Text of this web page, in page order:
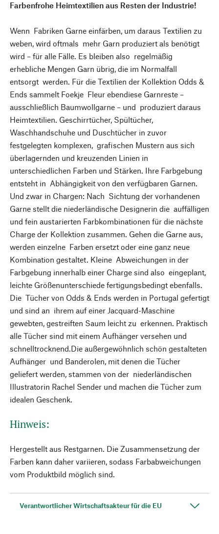
Farbenfrohe Heimtextilien aus Resten der Industrie!
Wenn Fabriken Garne einfärben, um daraus Textilien zu
weben, wird oftmals mehr Garn produziert als benötigt
wird – für alle Fälle. Es bleiben also regelmäßig
erhebliche Mengen Garn übrig, die im Normalfall
entsorgt werden. Für die Textilien der Kollektion Odds &
Ends sammelt Foekje Fleur ebendiese Garnreste –
ausschließlich Baumwollgarne – und produziert daraus
Heimtextilien. Geschirrtücher, Spültücher,
Waschhandschuhe und Duschtücher in zuvor
festgelegten komplexen, grafischen Mustern aus sich
überlagernden und kreuzenden Linien in
unterschiedlichen Farben und Stärken. Ihre Farbgebung
entsteht in Abhängigkeit von den verfügbaren Garnen.
Und zwar in Chargen: Nach Sichtung der vorhandenen
Garne stellt die niederländische Designerin die auffälligen
und fein austarierten Farbkombinationen für die nächste
Charge der Kollektion zusammen. Gehen die Garne aus,
werden einzelne Farben ersetzt oder eine ganz neue
Kombination gestaltet. Kleine Abweichungen in der
Farbgebung innerhalb einer Charge sind also eingeplant,
leichte Größenunterschiede fertigungsbedingt ebenfalls.
Die Tücher von Odds & Ends werden in Portugal gefertigt
und sind an ihrem auf einer Jacquard-Maschine
gewebten, gestreiften Saum leicht zu erkennen. Praktisch
alle Tücher sind mit einem Aufhänger versehen und
schnelltrocknend.Die außergewöhnlich schön gestalteten
Aufhänger und Banderolen, mit denen die Tücher
geliefert werden, stammen von der niederländischen
Illustratorin Rachel Sender und machen die Tücher zum
idealen Geschenk.
Hinweis:
Hergestellt aus Restgarnen. Die Zusammensetzung der
Farben kann daher variieren, sodass Farbabweichungen
vom Produktbild möglich sind.
Verantwortlicher Wirtschaftsakteur für die EU